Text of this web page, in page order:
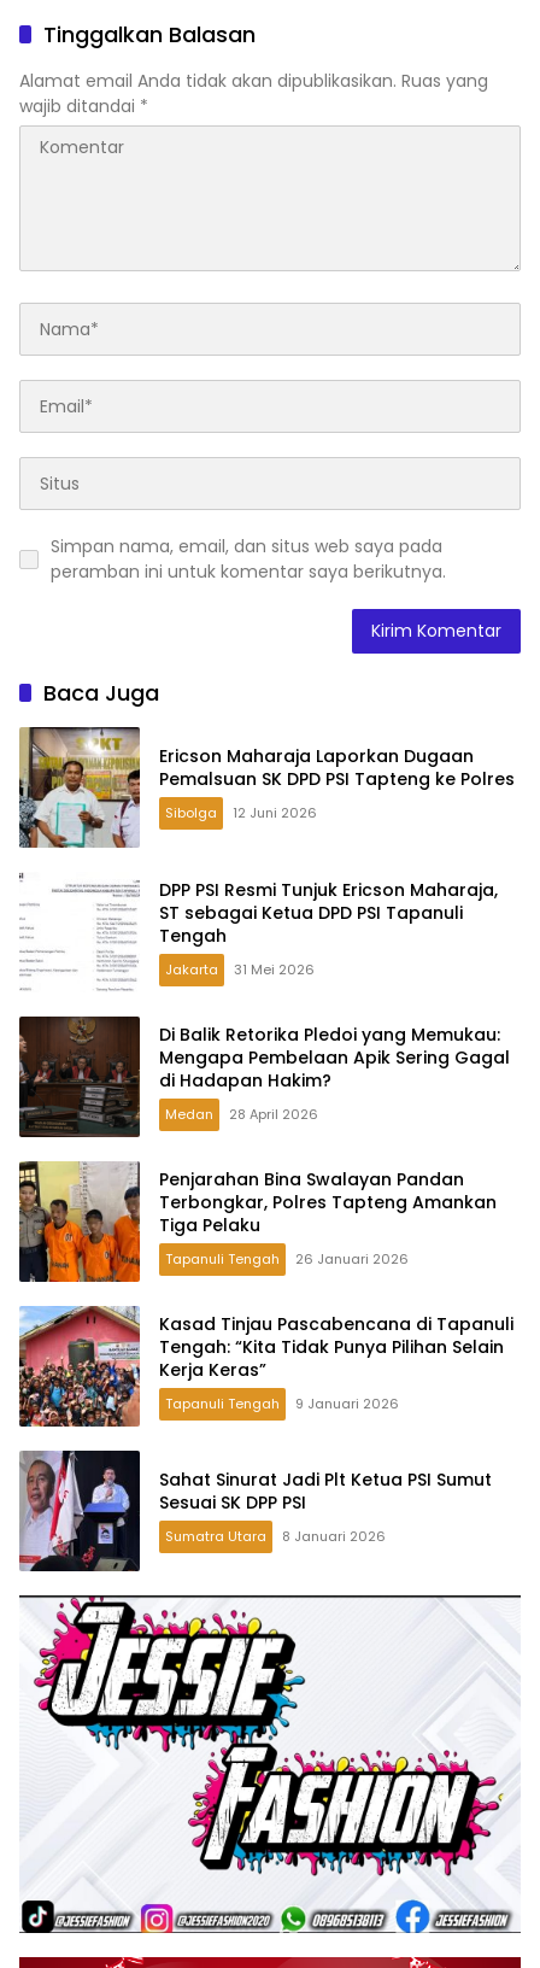
Tinggalkan Balasan
Alamat email Anda tidak akan dipublikasikan. Ruas yang
wajib ditandai *
Simpan nama, email, dan situs web saya pada
peramban ini untuk komentar saya berikutnya.
Baca Juga
Ericson Maharaja Laporkan Dugaan
Pemalsuan SK DPD PSI Tapteng ke Polres
Sibolga 12 Juni 2026
DPP PSI Resmi Tunjuk Ericson Maharaja,
ST sebagai Ketua DPD PSI Tapanuli
Tengah
Jakarta 31 Mei 2026
Di Balik Retorika Pledoi yang Memukau:
Mengapa Pembelaan Apik Sering Gagal
di Hadapan Hakim?
Medan 28 April 2026
Penjarahan Bina Swalayan Pandan
Terbongkar, Polres Tapteng Amankan
Tiga Pelaku
Tapanuli Tengah 26 Januari 2026
Kasad Tinjau Pascabencana di Tapanuli
Tengah: “Kita Tidak Punya Pilihan Selain
Kerja Keras”
Tapanuli Tengah 9 Januari 2026
Sahat Sinurat Jadi Plt Ketua PSI Sumut
Sesuai SK DPP PSI
Sumatra Utara 8 Januari 2026